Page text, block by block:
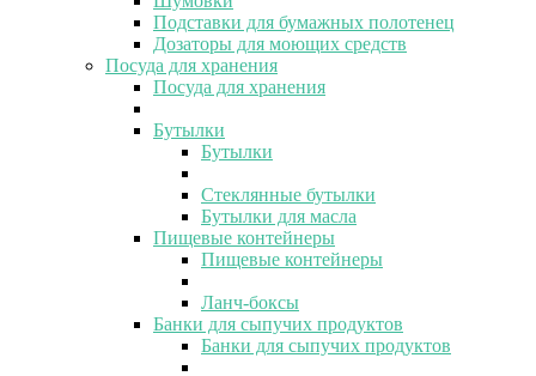
Подставки для бумажных полотенец
Дозаторы для моющих средств
Посуда для хранения
Посуда для хранения
Бутылки
Бутылки
Стеклянные бутылки
Бутылки для масла
Пищевые контейнеры
Пищевые контейнеры
Ланч-боксы
Банки для сыпучих продуктов
Банки для сыпучих продуктов